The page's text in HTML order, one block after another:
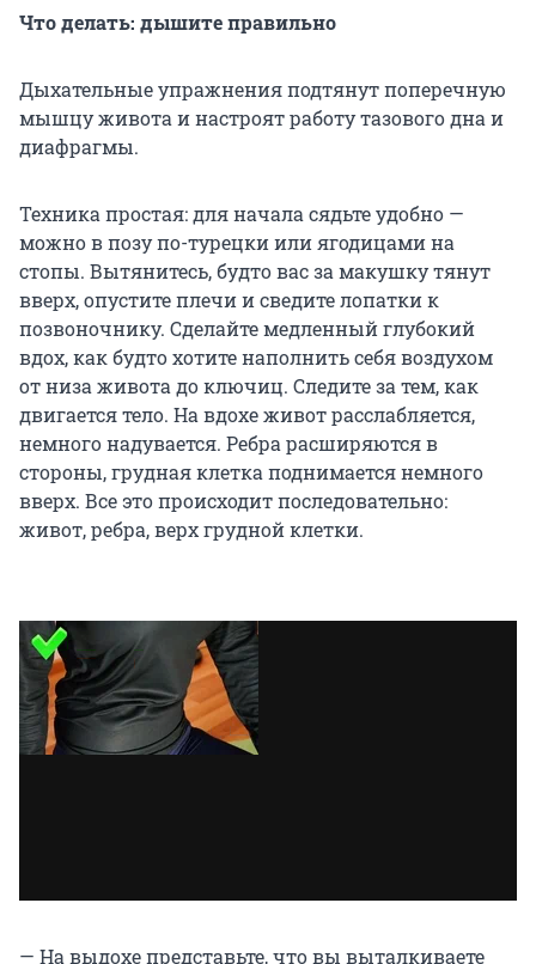
Что делать: дышите правильно
Дыхательные упражнения подтянут поперечную
мышцу живота и настроят работу тазового дна и
диафрагмы.
Техника простая: для начала сядьте удобно —
можно в позу по-турецки или ягодицами на
стопы. Вытянитесь, будто вас за макушку тянут
вверх, опустите плечи и сведите лопатки к
позвоночнику. Сделайте медленный глубокий
вдох, как будто хотите наполнить себя воздухом
от низа живота до ключиц. Следите за тем, как
двигается тело. На вдохе живот расслабляется,
немного надувается. Ребра расширяются в
стороны, грудная клетка поднимается немного
вверх. Все это происходит последовательно:
живот, ребра, верх грудной клетки.
— На выдохе представьте, что вы выталкиваете